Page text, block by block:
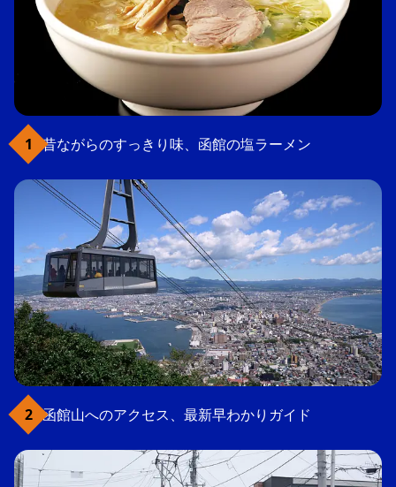
昔ながらのすっきり味、函館の塩ラーメン
函館山へのアクセス、最新早わかりガイド